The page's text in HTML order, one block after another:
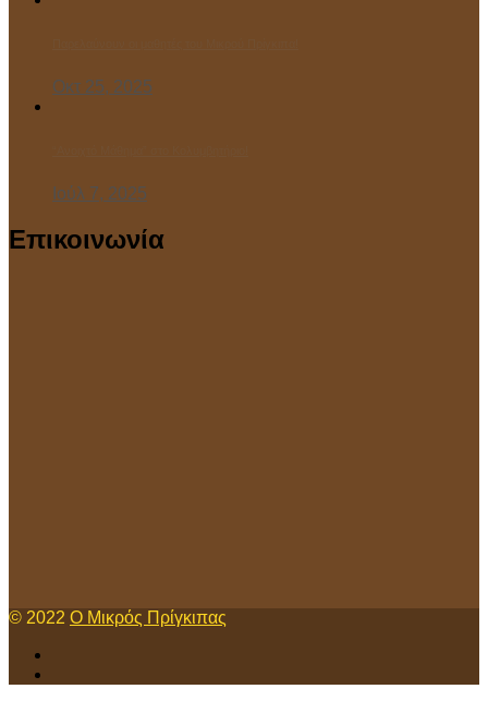
Οκτ 25, 2025
Ιούλ 7, 2025
Επικοινωνία
© 2022 Ο Μικρός Πρίγκιπας